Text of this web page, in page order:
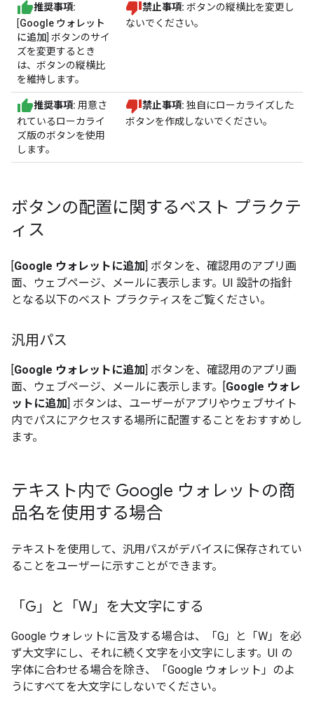
推奨事項:
[Google ウォレット
に追加] ボタンのサイ
ズを変更するとき
は、ボタンの縦横比
を維持します。
禁止事項: ボタンの縦横比を変更し
ないでください。
推奨事項: 用意さ
れているローカライ
ズ版のボタンを使用
します。
禁止事項: 独自にローカライズした
ボタンを作成しないでください。
ボタンの配置に関するベスト プラクテ
ィス
[Google ウォレットに追加] ボタンを、確認用のアプリ画
面、ウェブページ、メールに表示します。UI 設計の指針
となる以下のベスト プラクティスをご覧ください。
汎用パス
[Google ウォレットに追加] ボタンを、確認用のアプリ画
面、ウェブページ、メールに表示します。[Google ウォレ
ットに追加] ボタンは、ユーザーがアプリやウェブサイト
内でパスにアクセスする場所に配置することをおすすめし
ます。
テキスト内で Google ウォレットの商
品名を使用する場合
テキストを使用して、汎用パスがデバイスに保存されてい
ることをユーザーに示すことができます。
「G」と「W」を大文字にする
Google ウォレットに言及する場合は、「G」と「W」を必
ず大文字にし、それに続く文字を小文字にします。UI の
字体に合わせる場合を除き、「Google ウォレット」のよ
うにすべてを大文字にしないでください。